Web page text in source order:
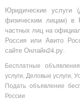
Юридические услуги
физическим лицам) в
частных лиц на
Россия или Авито
сайте Онлайн24.ру.
Бесплатные
услуги, Деловые услуги,
Подать объявление
России